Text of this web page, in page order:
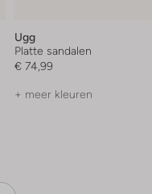
Ugg
Platte sandalen
€ 74,99
+ meer kleuren